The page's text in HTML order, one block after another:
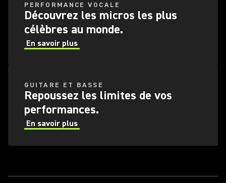
PERFORMANCE VOCALE
Découvrez les micros les plus
célèbres au monde.
En savoir plus
GUITARE ET BASSE
Repoussez les limites de vos
performances.
En savoir plus